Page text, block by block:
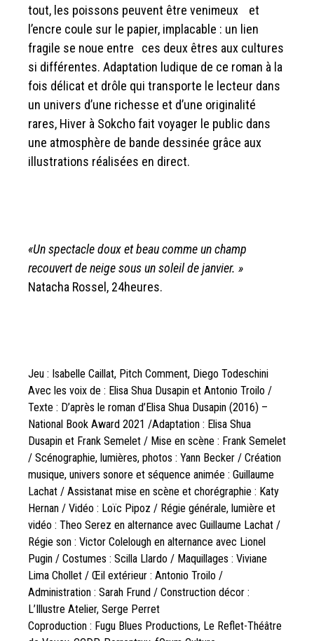
tout, les poissons peuvent être venimeux et
l’encre coule sur le papier, implacable : un lien
fragile se noue entre ces deux êtres aux cultures
si différentes. Adaptation ludique de ce roman à la
fois délicat et drôle qui transporte le lecteur dans
un univers d’une richesse et d’une originalité
rares, Hiver à Sokcho fait voyager le public dans
une atmosphère de bande dessinée grâce aux
illustrations réalisées en direct.
«Un spectacle doux et beau comme un champ
recouvert de neige sous un soleil de janvier. »
Natacha Rossel, 24heures.
Jeu : Isabelle Caillat, Pitch Comment, Diego Todeschini
Avec les voix de : Elisa Shua Dusapin et Antonio Troilo /
Texte : D’après le roman d’Elisa Shua Dusapin (2016) –
National Book Award 2021 /Adaptation : Elisa Shua
Dusapin et Frank Semelet / Mise en scène : Frank Semelet
/ Scénographie, lumières, photos : Yann Becker / Création
musique, univers sonore et séquence animée : Guillaume
Lachat / Assistanat mise en scène et chorégraphie : Katy
Hernan / Vidéo : Loïc Pipoz / Régie générale, lumière et
vidéo : Theo Serez en alternance avec Guillaume Lachat /
Régie son : Victor Colelough en alternance avec Lionel
Pugin / Costumes : Scilla Llardo / Maquillages : Viviane
Lima Chollet / Œil extérieur : Antonio Troilo /
Administration : Sarah Frund / Construction décor :
L’Illustre Atelier, Serge Perret
Coproduction : Fugu Blues Productions, Le Reflet-Théâtre